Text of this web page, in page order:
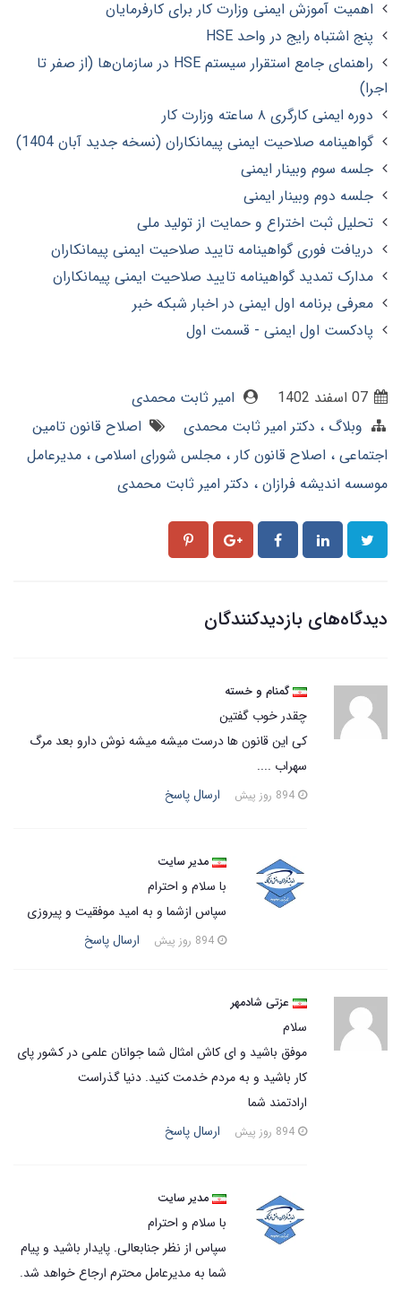
اهمیت آموزش ایمنی وزارت کار برای کارفرمایان
پنج اشتباه رایج در واحد HSE
راهنمای جامع استقرار سیستم HSE در سازمان‌ها (از صفر تا
اجرا)
دوره ایمنی کارگری ۸ ساعته وزارت کار
گواهینامه صلاحیت ایمنی پیمانکاران (نسخه جدید آبان 1404)
جلسه سوم وبینار ایمنی
جلسه دوم وبینار ایمنی
تحلیل ثبت اختراع و حمایت از تولید ملی
دریافت فوری گواهینامه تایید صلاحیت ایمنی پیمانکاران
مدارک تمدید گواهینامه تایید صلاحیت ایمنی پیمانکاران
معرفی برنامه اول ایمنی در اخبار شبکه خبر
پادکست اول ایمنی - قسمت اول
امیر ثابت محمدی
وبلاگ
دکتر امیر ثابت محمدی
اصلاح قانون تامین
اجتماعی
اصلاح قانون کار مجلس شورای اسلامی مدیرعامل
موسسه اندیشه فرازان
دکتر امیر ثابت محمدی
دیدگاه‌های بازدیدکنندگان
گمنام و خسته
چقدر خوب گفتین
کی این قانون ها درست میشه میشه نوش دارو بعد مرگ
سهراب ....
ارسال پاسخ
مدیر سایت
با سلام و احترام
سپاس ازشما و به امید موفقیت و پیروزی
ارسال پاسخ
عزتی شادمهر
سلام
موفق باشید و ای کاش امثال شما جوانان علمی در کشور پای
کار باشید و به مردم خدمت کنید. دنیا گذراست
ارادتمند شما
ارسال پاسخ
مدیر سایت
با سلام و احترام
سپاس از نظر جنابعالی. پایدار باشید و پیام
شما به مدیرعامل محترم ارجاع خواهد شد.